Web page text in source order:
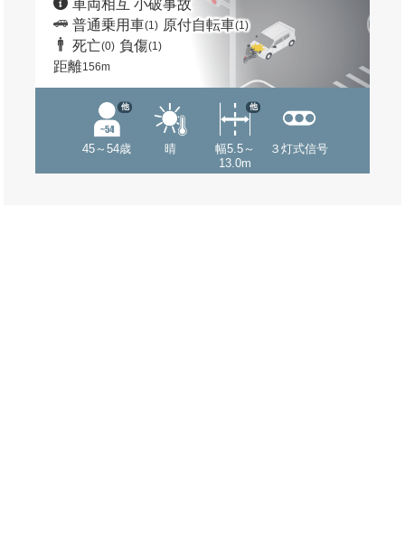
車両相互 小破事故
普通乗用車(1) 原付自転車(1)
死亡(0) 負傷(1)
距離156m
45～54歳
他
晴
幅5.5～
13.0m
他
３灯式信号